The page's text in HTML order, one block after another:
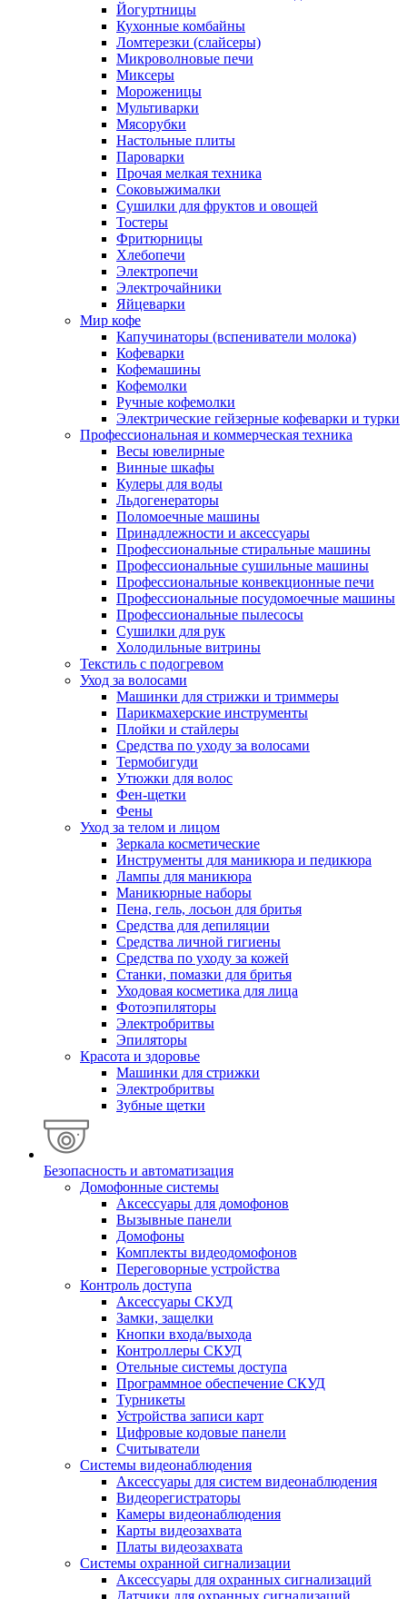
Йогуртницы
Кухонные комбайны
Ломтерезки (слайсеры)
Микроволновые печи
Миксеры
Мороженицы
Мультиварки
Мясорубки
Настольные плиты
Пароварки
Прочая мелкая техника
Соковыжималки
Сушилки для фруктов и овощей
Тостеры
Фритюрницы
Хлебопечи
Электропечи
Электрочайники
Яйцеварки
Мир кофе
Капучинаторы (вспениватели молока)
Кофеварки
Кофемашины
Кофемолки
Ручные кофемолки
Электрические гейзерные кофеварки и турки
Профессиональная и коммерческая техника
Весы ювелирные
Винные шкафы
Кулеры для воды
Льдогенераторы
Поломоечные машины
Принадлежности и аксессуары
Профессиональные стиральные машины
Профессиональные сушильные машины
Профессиональные конвекционные печи
Профессиональные посудомоечные машины
Профессиональные пылесосы
Сушилки для рук
Холодильные витрины
Текстиль с подогревом
Уход за волосами
Машинки для стрижки и триммеры
Парикмахерские инструменты
Плойки и стайлеры
Средства по уходу за волосами
Термобигуди
Утюжки для волос
Фен-щетки
Фены
Уход за телом и лицом
Зеркала косметические
Инструменты для маникюра и педикюра
Лампы для маникюра
Маникюрные наборы
Пена, гель, лосьон для бритья
Средства для депиляции
Средства личной гигиены
Средства по уходу за кожей
Станки, помазки для бритья
Уходовая косметика для лица
Фотоэпиляторы
Электробритвы
Эпиляторы
Красота и здоровье
Машинки для стрижки
Электробритвы
Зубные щетки
Безопасность и автоматизация
Домофонные системы
Аксессуары для домофонов
Вызывные панели
Домофоны
Комплекты видеодомофонов
Переговорные устройства
Контроль доступа
Аксессуары СКУД
Замки, защелки
Кнопки входа/выхода
Контроллеры СКУД
Отельные системы доступа
Программное обеспечение СКУД
Турникеты
Устройства записи карт
Цифровые кодовые панели
Считыватели
Системы видеонаблюдения
Аксессуары для систем видеонаблюдения
Видеорегистраторы
Камеры видеонаблюдения
Карты видеозахвата
Платы видеозахвата
Системы охранной сигнализации
Аксессуары для охранных сигнализаций
Датчики для охранных сигнализаций